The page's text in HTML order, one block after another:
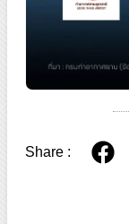
Share :